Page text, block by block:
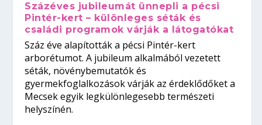
Százéves jubileumát ünnepli a pécsi
Pintér-kert – különleges séták és
családi programok várják a látogatókat
Száz éve alapították a pécsi Pintér-kert
arborétumot. A jubileum alkalmából vezetett
séták, növénybemutatók és
gyermekfoglalkozások várják az érdeklődőket a
Mecsek egyik legkülönlegesebb természeti
helyszínén.